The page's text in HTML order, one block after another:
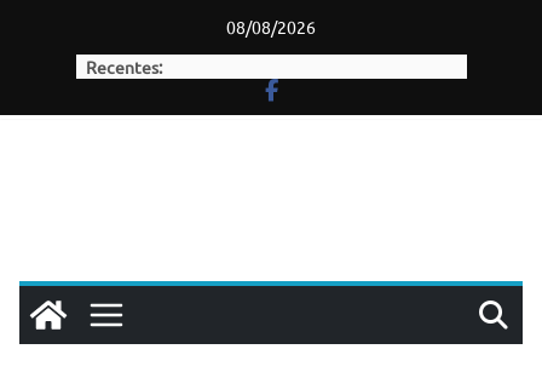
08/08/2026
Recentes: